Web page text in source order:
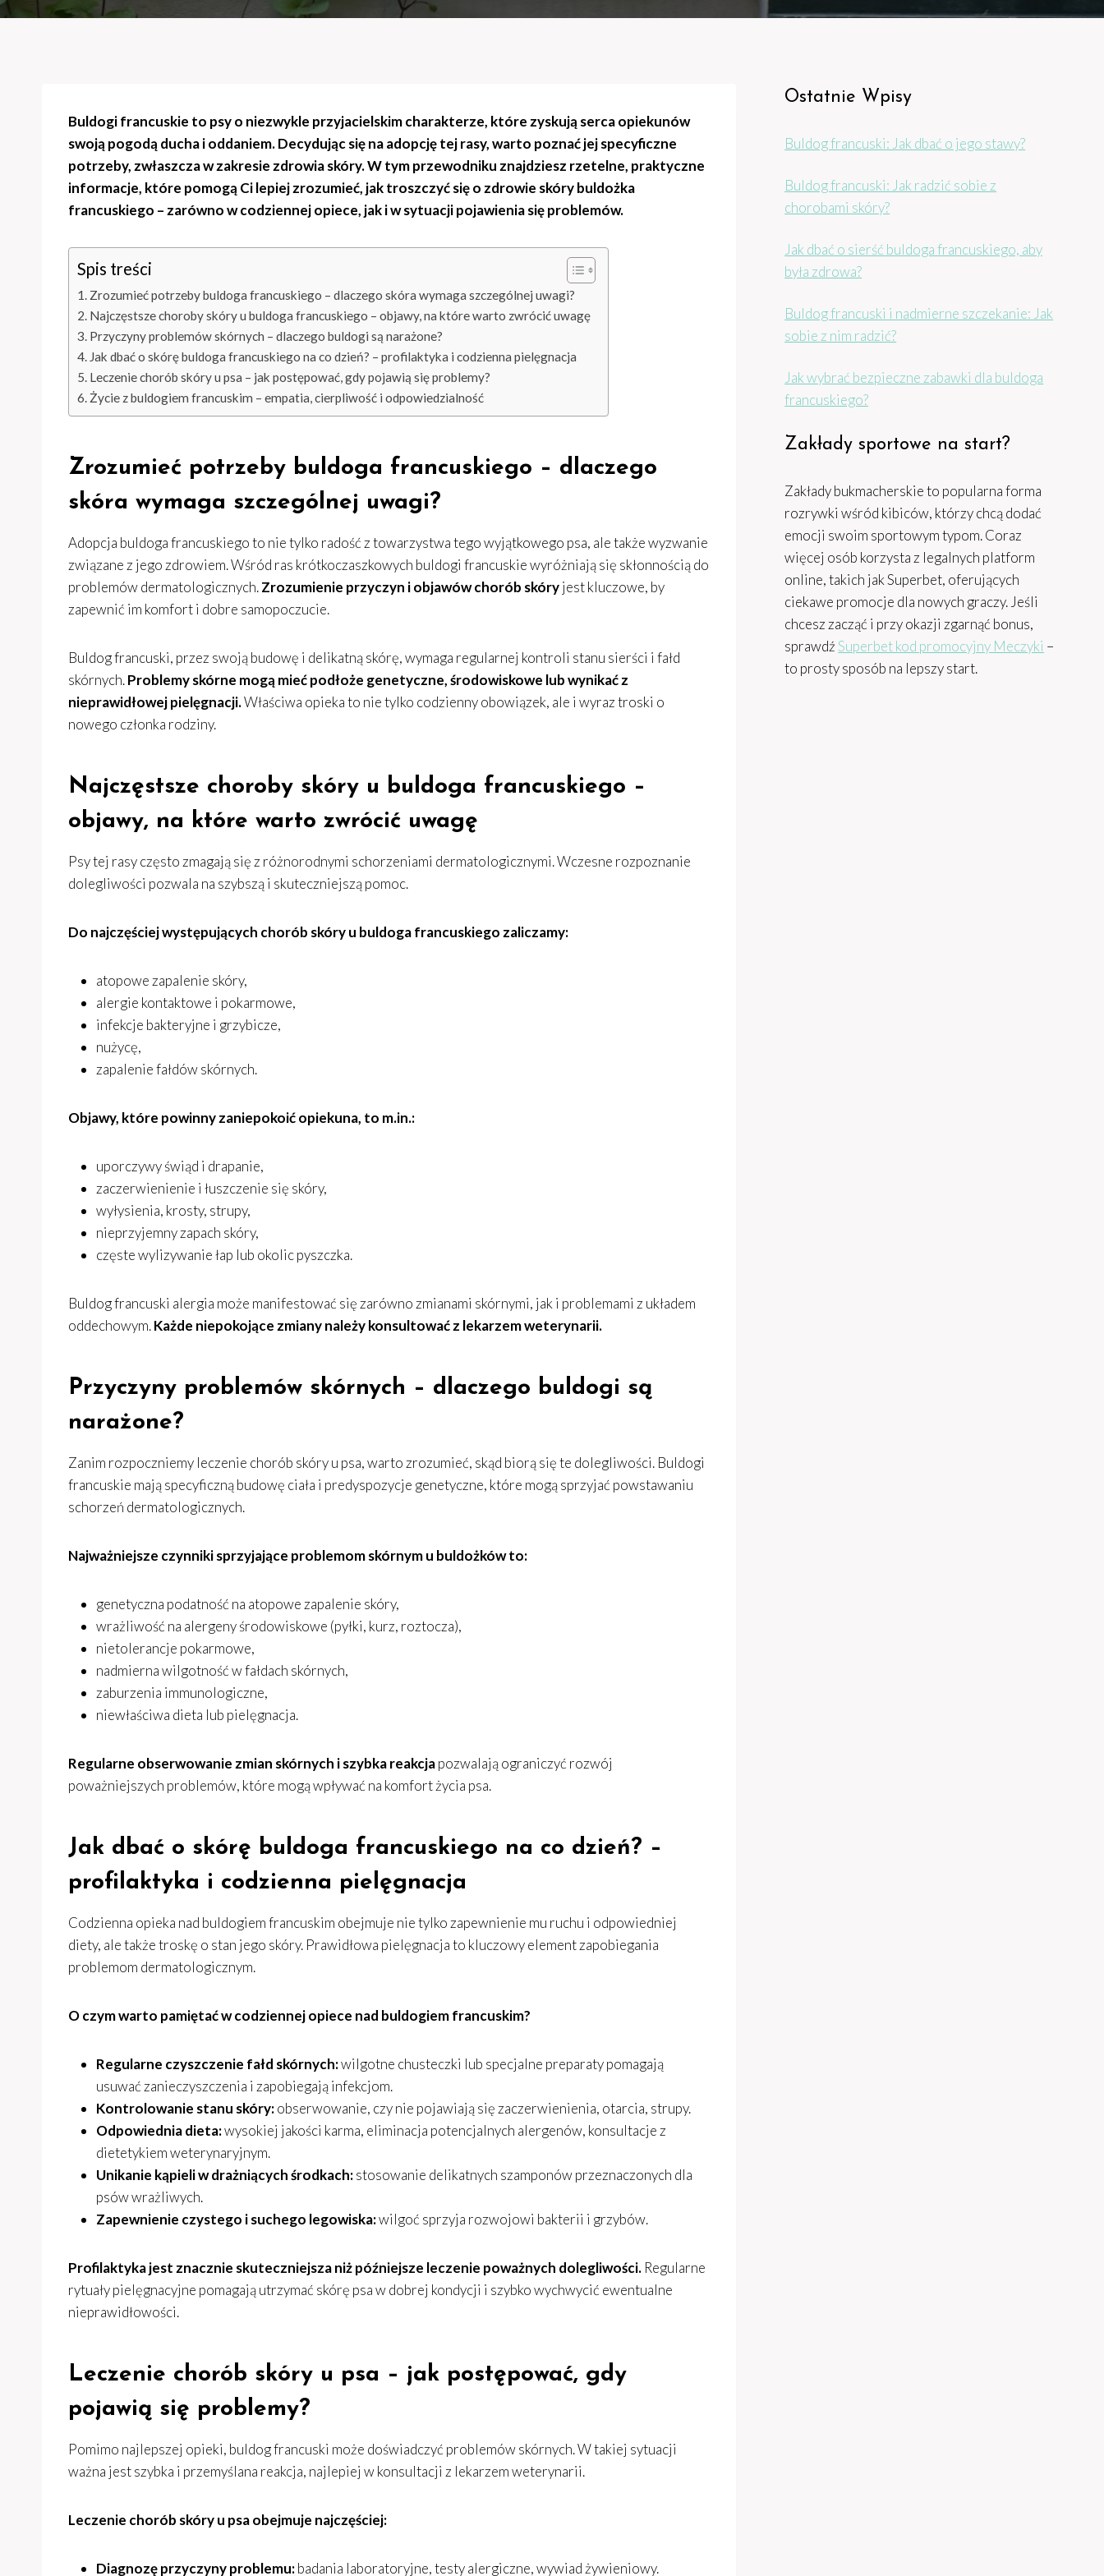
Buldogi francuskie to psy o niezwykle przyjacielskim charakterze, które zyskują serca opiekunów
swoją pogodą ducha i oddaniem. Decydując się na adopcję tej rasy, warto poznać jej specyficzne
potrzeby, zwłaszcza w zakresie zdrowia skóry. W tym przewodniku znajdziesz rzetelne, praktyczne
informacje, które pomogą Ci lepiej zrozumieć, jak troszczyć się o zdrowie skóry buldożka
francuskiego – zarówno w codziennej opiece, jak i w sytuacji pojawienia się problemów.
Spis treści
Zrozumieć potrzeby buldoga francuskiego – dlaczego skóra wymaga szczególnej uwagi?
Najczęstsze choroby skóry u buldoga francuskiego – objawy, na które warto zwrócić uwagę
Przyczyny problemów skórnych – dlaczego buldogi są narażone?
Jak dbać o skórę buldoga francuskiego na co dzień? – profilaktyka i codzienna pielęgnacja
Leczenie chorób skóry u psa – jak postępować, gdy pojawią się problemy?
Życie z buldogiem francuskim – empatia, cierpliwość i odpowiedzialność
Zrozumieć potrzeby buldoga francuskiego – dlaczego
skóra wymaga szczególnej uwagi?
Adopcja buldoga francuskiego to nie tylko radość z towarzystwa tego wyjątkowego psa, ale także wyzwanie
związane z jego zdrowiem. Wśród ras krótkoczaszkowych buldogi francuskie wyróżniają się skłonnością do
problemów dermatologicznych.Zrozumienie przyczyn i objawów chorób skóryjest kluczowe, by
zapewnić im komfort i dobre samopoczucie.
Buldog francuski, przez swoją budowę i delikatną skórę, wymaga regularnej kontroli stanu sierści i fałd
skórnych.Problemy skórne mogą mieć podłoże genetyczne, środowiskowe lub wynikać z
nieprawidłowej pielęgnacji.Właściwa opieka to nie tylko codzienny obowiązek, ale i wyraz troski o
nowego członka rodziny.
Najczęstsze choroby skóry u buldoga francuskiego –
objawy, na które warto zwrócić uwagę
Psy tej rasy często zmagają się z różnorodnymi schorzeniami dermatologicznymi. Wczesne rozpoznanie
dolegliwości pozwala na szybszą i skuteczniejszą pomoc.
Do najczęściej występujących chorób skóry u buldoga francuskiego zaliczamy:
atopowe zapalenie skóry,
alergie kontaktowe i pokarmowe,
infekcje bakteryjne i grzybicze,
nużycę,
zapalenie fałdów skórnych.
Objawy, które powinny zaniepokoić opiekuna, to m.in.:
uporczywy świąd i drapanie,
zaczerwienienie i łuszczenie się skóry,
wyłysienia, krosty, strupy,
nieprzyjemny zapach skóry,
częste wylizywanie łap lub okolic pyszczka.
Buldog francuski alergia może manifestować się zarówno zmianami skórnymi, jak i problemami z układem
oddechowym.Każde niepokojące zmiany należy konsultować z lekarzem weterynarii.
Przyczyny problemów skórnych – dlaczego buldogi są
narażone?
Zanim rozpoczniemy leczenie chorób skóry u psa, warto zrozumieć, skąd biorą się te dolegliwości. Buldogi
francuskie mają specyficzną budowę ciała i predyspozycje genetyczne, które mogą sprzyjać powstawaniu
schorzeń dermatologicznych.
Najważniejsze czynniki sprzyjające problemom skórnym u buldożków to:
genetyczna podatność na atopowe zapalenie skóry,
wrażliwość na alergeny środowiskowe (pyłki, kurz, roztocza),
nietolerancje pokarmowe,
nadmierna wilgotność w fałdach skórnych,
zaburzenia immunologiczne,
niewłaściwa dieta lub pielęgnacja.
Regularne obserwowanie zmian skórnych i szybka reakcjapozwalają ograniczyć rozwój
poważniejszych problemów, które mogą wpływać na komfort życia psa.
Jak dbać o skórę buldoga francuskiego na co dzień? –
profilaktyka i codzienna pielęgnacja
Codzienna opieka nad buldogiem francuskim obejmuje nie tylko zapewnienie mu ruchu i odpowiedniej
diety, ale także troskę o stan jego skóry. Prawidłowa pielęgnacja to kluczowy element zapobiegania
problemom dermatologicznym.
O czym warto pamiętać w codziennej opiece nad buldogiem francuskim?
Regularne czyszczenie fałd skórnych:wilgotne chusteczki lub specjalne preparaty pomagają
usuwać zanieczyszczenia i zapobiegają infekcjom.
Kontrolowanie stanu skóry:obserwowanie, czy nie pojawiają się zaczerwienienia, otarcia, strupy.
Odpowiednia dieta:wysokiej jakości karma, eliminacja potencjalnych alergenów, konsultacje z
dietetykiem weterynaryjnym.
Unikanie kąpieli w drażniących środkach:stosowanie delikatnych szamponów przeznaczonych dla
psów wrażliwych.
Zapewnienie czystego i suchego legowiska:wilgoć sprzyja rozwojowi bakterii i grzybów.
Profilaktyka jest znacznie skuteczniejsza niż późniejsze leczenie poważnych dolegliwości. Regularne
rytuały pielęgnacyjne pomagają utrzymać skórę psa w dobrej kondycji i szybko wychwycić ewentualne
nieprawidłowości.
Leczenie chorób skóry u psa – jak postępować, gdy
pojawią się problemy?
Pomimo najlepszej opieki, buldog francuski może doświadczyć problemów skórnych. W takiej sytuacji
ważna jest szybka i przemyślana reakcja, najlepiej w konsultacji z lekarzem weterynarii.
Leczenie chorób skóry u psa obejmuje najczęściej:
Diagnozę przyczyny problemu:badania laboratoryjne, testy alergiczne, wywiad żywieniowy.
Ostatnie Wpisy
Buldog francuski: Jak dbać o jego stawy?
Buldog francuski: Jak radzić sobie z
chorobami skóry?
Jak dbać o sierść buldoga francuskiego, aby
była zdrowa?
Buldog francuski i nadmierne szczekanie: Jak
sobie z nim radzić?
Jak wybrać bezpieczne zabawki dla buldoga
francuskiego?
Zakłady sportowe na start?
Zakłady bukmacherskie to popularna forma
rozrywki wśród kibiców, którzy chcą dodać
emocji swoim sportowym typom. Coraz
więcej osób korzysta z legalnych platform
online, takich jak Superbet, oferujących
ciekawe promocje dla nowych graczy. Jeśli
chcesz zacząć i przy okazji zgarnąć bonus,
sprawdźSuperbet kod promocyjny Meczyki –
to prosty sposób na lepszy start.